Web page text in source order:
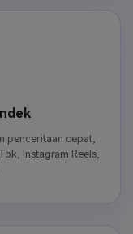
penceritaan cepat,
Instagram Reels,